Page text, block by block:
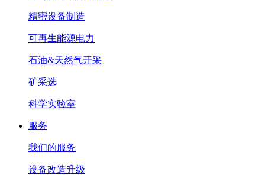
精密设备制造
可再生能源电力
石油&天然气开采
矿采选
科学实验室
服务
我们的服务
设备改造升级